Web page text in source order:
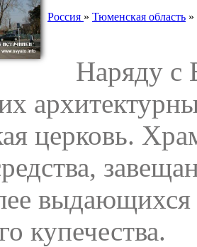
Россия » Тюменская область »
Наряду с
церковь.
купечества.